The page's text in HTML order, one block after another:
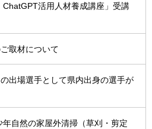
活用人材養成講座」受講
取材について
出場選手として県内出身の選手が
自然の家屋外清掃（草刈・剪定